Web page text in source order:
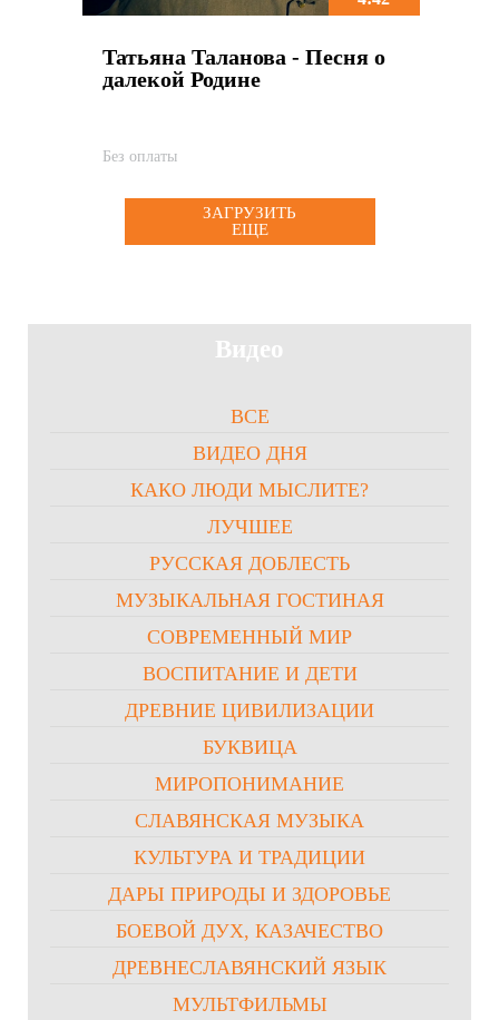
Татьяна Таланова - Песня о
далекой Родине
Без оплаты
ЗАГРУЗИТЬ
ЕЩЕ
Видео
ВСЕ
ВИДЕО ДНЯ
КАКО ЛЮДИ МЫСЛИТЕ?
ЛУЧШЕЕ
РУССКАЯ ДОБЛЕСТЬ
МУЗЫКАЛЬНАЯ ГОСТИНАЯ
СОВРЕМЕННЫЙ МИР
ВОСПИТАНИЕ И ДЕТИ
ДРЕВНИЕ ЦИВИЛИЗАЦИИ
БУКВИЦА
МИРОПОНИМАНИЕ
СЛАВЯНСКАЯ МУЗЫКА
КУЛЬТУРА И ТРАДИЦИИ
ДАРЫ ПРИРОДЫ И ЗДОРОВЬЕ
БОЕВОЙ ДУХ, КАЗАЧЕСТВО
ДРЕВНЕСЛАВЯНСКИЙ ЯЗЫК
МУЛЬТФИЛЬМЫ